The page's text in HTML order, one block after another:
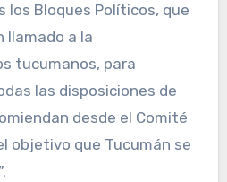
los Bloques Políticos, que
llamado a la
tucumanos, para
las disposiciones de
desde el Comité
objetivo que Tucumán se